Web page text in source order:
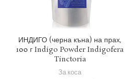
1 EUR = 1.95583 BGN
ДОБАВЯНЕ В КОЛИЧКАТА
ИНДИГО (черна къна) на прах,
100 г Indigo Powder Indigofera
Tinctoria
За коса